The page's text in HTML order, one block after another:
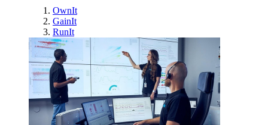
OwnIt
GainIt
RunIt